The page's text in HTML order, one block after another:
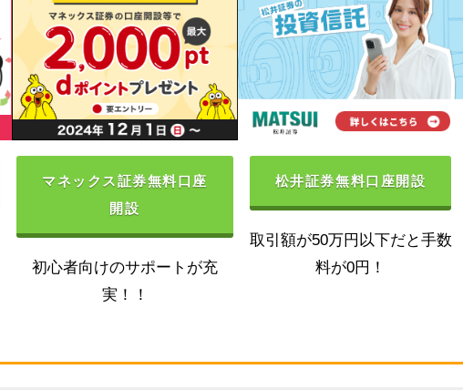
マネックス証券無料口座
開設
初心者向けのサポートが充
実！！
松井証券無料口座開設
取引額が50万円以下だと手数
料が0円！